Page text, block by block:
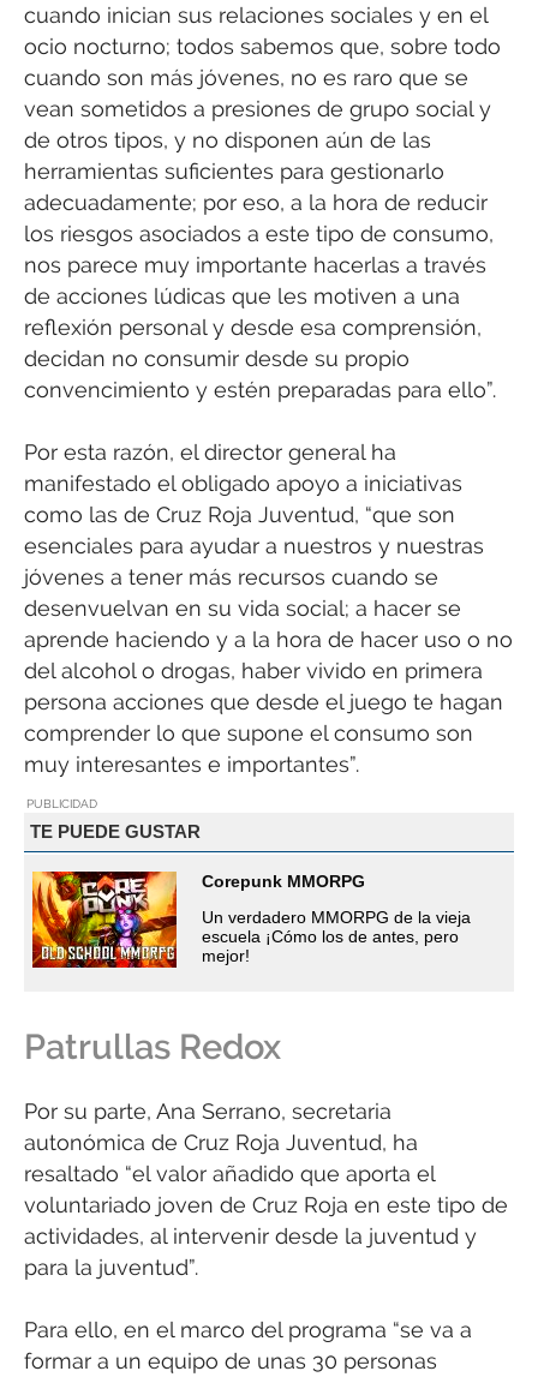
cuando inician sus relaciones sociales y en el
ocio nocturno; todos sabemos que, sobre todo
cuando son más jóvenes, no es raro que se
vean sometidos a presiones de grupo social y
de otros tipos, y no disponen aún de las
herramientas suficientes para gestionarlo
adecuadamente; por eso, a la hora de reducir
los riesgos asociados a este tipo de consumo,
nos parece muy importante hacerlas a través
de acciones lúdicas que les motiven a una
reflexión personal y desde esa comprensión,
decidan no consumir desde su propio
convencimiento y estén preparadas para ello”.
Por esta razón, el director general ha
manifestado el obligado apoyo a iniciativas
como las de Cruz Roja Juventud, “que son
esenciales para ayudar a nuestros y nuestras
jóvenes a tener más recursos cuando se
desenvuelvan en su vida social; a hacer se
aprende haciendo y a la hora de hacer uso o no
del alcohol o drogas, haber vivido en primera
persona acciones que desde el juego te hagan
comprender lo que supone el consumo son
muy interesantes e importantes”.
PUBLICIDAD
TE PUEDE GUSTAR
Corepunk MMORPG
Un verdadero MMORPG de la vieja
escuela ¡Cómo los de antes, pero
mejor!
Patrullas Redox
Por su parte, Ana Serrano, secretaria
autonómica de Cruz Roja Juventud, ha
resaltado “el valor añadido que aporta el
voluntariado joven de Cruz Roja en este tipo de
actividades, al intervenir desde la juventud y
para la juventud”.
Para ello, en el marco del programa “se va a
formar a un equipo de unas 30 personas